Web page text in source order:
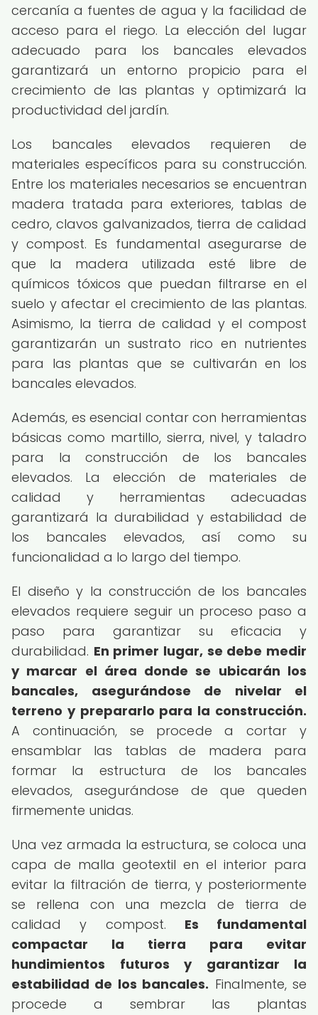
cercanía a fuentes de agua y la facilidad de
acceso para el riego. La elección del lugar
adecuado para los bancales elevados
garantizará un entorno propicio para el
crecimiento de las plantas y optimizará la
productividad del jardín.
Los bancales elevados requieren de
materiales específicos para su construcción.
Entre los materiales necesarios se encuentran
madera tratada para exteriores, tablas de
cedro, clavos galvanizados, tierra de calidad
y compost. Es fundamental asegurarse de
que la madera utilizada esté libre de
químicos tóxicos que puedan filtrarse en el
suelo y afectar el crecimiento de las plantas.
Asimismo, la tierra de calidad y el compost
garantizarán un sustrato rico en nutrientes
para las plantas que se cultivarán en los
bancales elevados.
Además, es esencial contar con herramientas
básicas como martillo, sierra, nivel, y taladro
para la construcción de los bancales
elevados. La elección de materiales de
calidad y herramientas adecuadas
garantizará la durabilidad y estabilidad de
los bancales elevados, así como su
funcionalidad a lo largo del tiempo.
El diseño y la construcción de los bancales
elevados requiere seguir un proceso paso a
paso para garantizar su eficacia y
durabilidad. En primer lugar, se debe medir
y marcar el área donde se ubicarán los
bancales, asegurándose de nivelar el
terreno y prepararlo para la construcción.
A continuación, se procede a cortar y
ensamblar las tablas de madera para
formar la estructura de los bancales
elevados, asegurándose de que queden
firmemente unidas.
Una vez armada la estructura, se coloca una
capa de malla geotextil en el interior para
evitar la filtración de tierra, y posteriormente
se rellena con una mezcla de tierra de
calidad y compost. Es fundamental
compactar la tierra para evitar
hundimientos futuros y garantizar la
estabilidad de los bancales. Finalmente, se
procede a sembrar las plantas